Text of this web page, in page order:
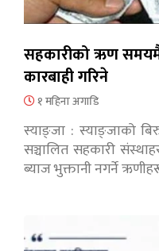
सहकारीको ऋण
कारबाही गरिने
१ महिना अगाडि
स्याङ्जा : स्याङ्जाको
सञ्चालित सहकारी
ब्याज भुक्तानी नगर्ने